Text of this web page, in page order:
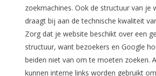
zoekmachines. Ook de structuur van je
draagt bij aan de technische kwaliteit
Zorg dat je website beschikt over een
structuur, want bezoekers en Google
beiden niet van om te moeten zoeken.
kunnen interne links worden gebruikt om